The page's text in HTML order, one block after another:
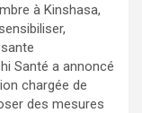
à Kinshasa,
Santé a annoncé
chargée de
des mesures